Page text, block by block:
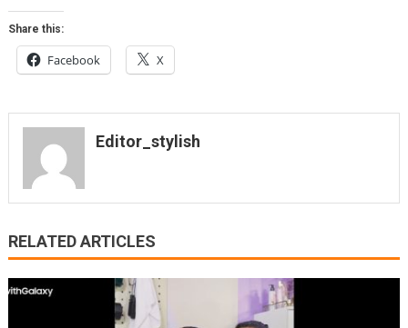
Share this:
Facebook X
Editor_stylish
RELATED ARTICLES